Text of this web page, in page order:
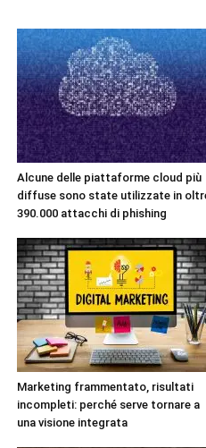
Alcune delle piattaforme cloud più
diffuse sono state utilizzate in
390.000 attacchi di phishing
Marketing frammentato, risultati
incompleti: perché serve tornare a
una visione integrata